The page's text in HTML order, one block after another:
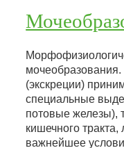
(экскреции)
специальные
потовые железы),
кишечного
важнейшее